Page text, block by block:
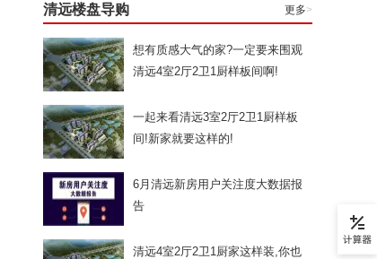
清远楼盘导购 更多>
想有质感大气的家?一定要来围观
清远4室2厅2卫1厨样板间啊!
一起来看清远3室2厅2卫1厨样板
间!新家就要这样的!
6月清远新房用户关注度大数据报
告
清远4室2厅2卫1厨家这样装,你也